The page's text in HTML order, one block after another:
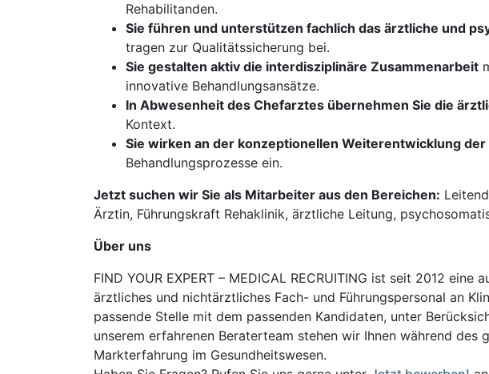
Rehabilitanden.
Sie führen und unterstützen fachlich das ärztliche und
tragen zur Qualitätssicherung bei.
Sie gestalten aktiv die interdisziplinäre Zusammenarbeit
innovative Behandlungsansätze.
In Abwesenheit des Chefarztes übernehmen Sie die
Kontext.
Sie wirken an der konzeptionellen Weiterentwicklung
Behandlungsprozesse ein.
Jetzt suchen wir Sie als Mitarbeiter aus den Bereichen:
Ärztin, Führungskraft Rehaklinik, ärztliche Leitung,
Über uns
FIND YOUR EXPERT – MEDICAL RECRUITING ist seit 2012
ärztliches und nichtärztliches Fach- und Führungspersonal an
passende Stelle mit dem passenden Kandidaten, unter
unserem erfahrenen Beraterteam stehen wir Ihnen während
Markterfahrung im Gesundheitswesen.